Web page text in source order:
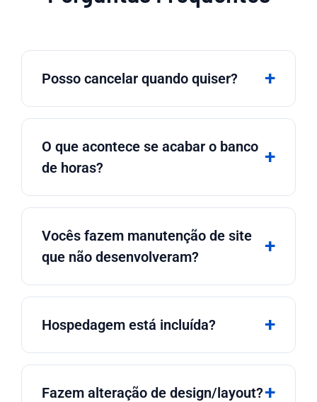
Posso cancelar quando quiser?
O que acontece se acabar o banco
de horas?
Vocês fazem manutenção de site
que não desenvolveram?
Hospedagem está incluída?
Fazem alteração de design/layout?